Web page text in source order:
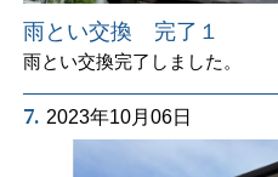
雨とい交換 完了１
雨とい交換完了しました。
7. 2023年10月06日